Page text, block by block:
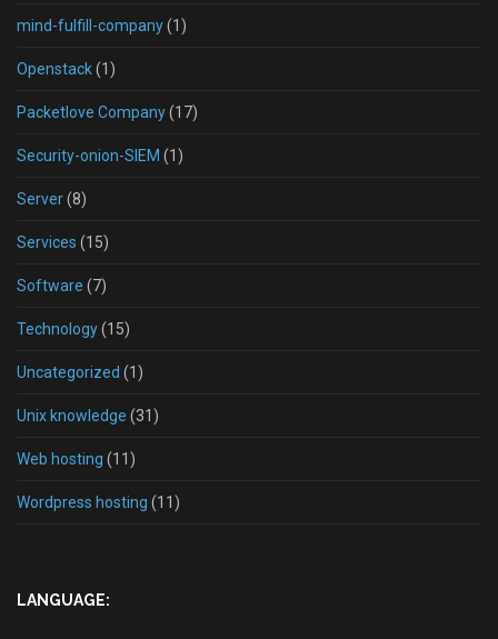
mind-fulfill-company(1)
Openstack(1)
Packetlove Company(17)
Security-onion-SIEM (1)
Server(8)
Services (15)
Software (7)
Technology(15)
Uncategorized (1)
Unix knowledge (31)
Web hosting (11)
Wordpress hosting (11)
LANGUAGE: